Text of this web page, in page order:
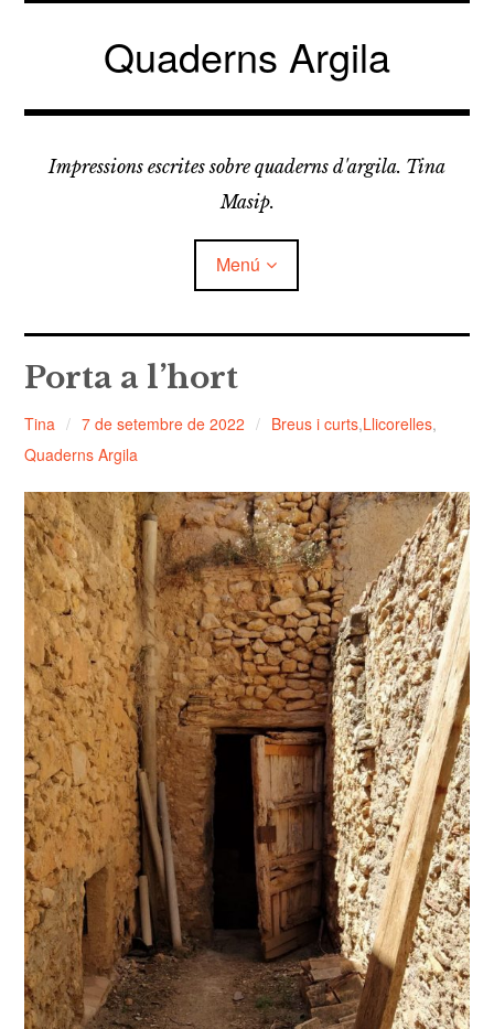
Vés
Quaderns Argila
Impressions escrites sobre quaderns d'argila. Tina
Masip.
Menú
FELDESPATS
LLICORELLES
TAPÀS
ÍNDEX
ÚLTIM
Porta a l’hort
Tina 7 de setembre de 2022 Breus i curts,Llicorelles,
Quaderns Argila